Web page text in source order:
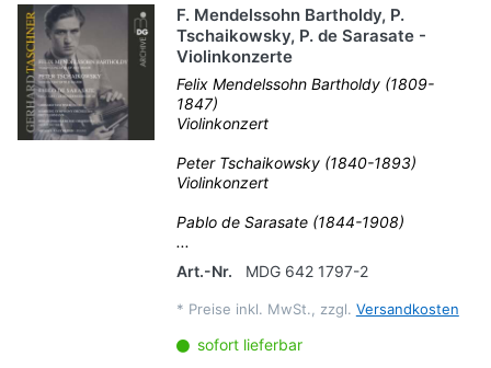
F. Mendelssohn Bartholdy, P.
Tschaikowsky, P. de Sarasate -
Violinkonzerte
Felix Mendelssohn Bartholdy (1809-
1847)
Violinkonzert
Peter Tschaikowsky (1840-1893)
Violinkonzert
Pablo de Sarasate (1844-1908)
...
Art.-Nr.
MDG 642 1797-2
* Preise inkl. MwSt., zzgl. Versandkosten
sofort lieferbar